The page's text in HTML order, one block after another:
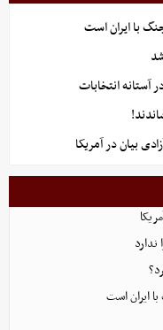
با ایران است
انتخابات
بیان در آمریکا
ایران است